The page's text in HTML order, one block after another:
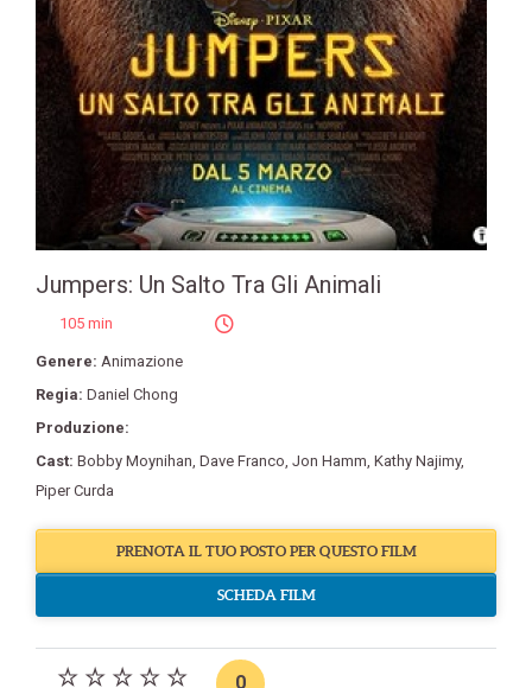
Jumpers: Un Salto Tra Gli Animali
105 min
Genere: Animazione
Regia: Daniel Chong
Produzione:
Cast: Bobby Moynihan, Dave Franco, Jon Hamm, Kathy Najimy,
Piper Curda
PRENOTA IL TUO POSTO PER QUESTO FILM
SCHEDA FILM
0